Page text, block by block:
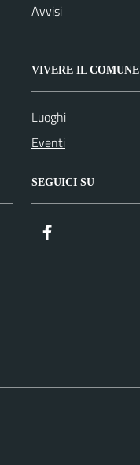
Avvisi
VIVERE IL COMUNE
Luoghi
Eventi
SEGUICI SU